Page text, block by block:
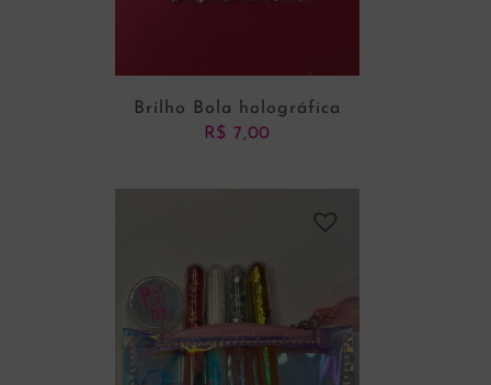
ADICIONAR AO CARRINHO
Brilho Bola holográfica
R$ 7,00